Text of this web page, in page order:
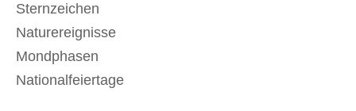
Sternzeichen
Naturereignisse
Mondphasen
Nationalfeiertage